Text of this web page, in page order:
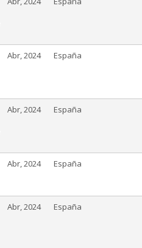
Abr, 2024 España
Abr, 2024 España
Abr, 2024 España
Abr, 2024 España